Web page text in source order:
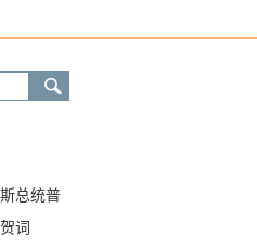
总统普
词